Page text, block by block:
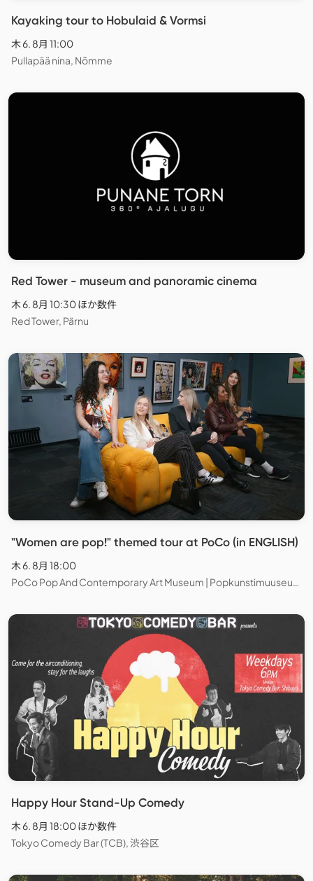
Kayaking tour to Hobulaid & Vormsi
木 6. 8月 11:00
Pullapää nina, Nõmme
Red Tower - museum and panoramic cinema
木 6. 8月 10:30 ほか数件
Red Tower, Pärnu
"Women are pop!" themed tour at PoCo (in ENGLISH)
木 6. 8月 18:00
PoCo Pop And Contemporary Art Museum | Popkunstimuuseum, Tallinn
Happy Hour Stand-Up Comedy
木 6. 8月 18:00 ほか数件
Tokyo Comedy Bar (TCB), 渋谷区